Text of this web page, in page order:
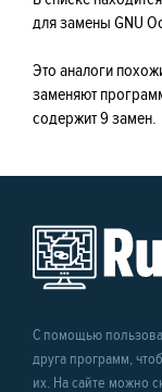
для замены GNU
Это аналоги
заменяют
содержит 9 замен.
С помощью
друга программ,
их. На сайте можно